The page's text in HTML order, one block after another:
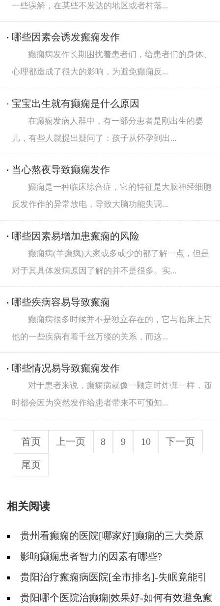
一些误解，在某些不发达的地区或者村落...
哪些因素会诱发癫痫发作
癫痫病发作长期困扰着患者们，给患者们的身体、
心理都造成了很大的影响，为避免癫痫反...
宝宝出生就有癫痫是什么原因
在癫痫发病人群中，有一部分患者是刚出生的婴
儿，有些人就提出疑问了：孩子从怀孕到出...
当心熬夜导致癫痫发作
癫痫是一种临床综合症，它的特征是大脑神经细胞
反发作作的异常放电，导致大脑功能失调...
哪些因素易增加患癫痫的风险
癫痫病(羊癫疯)大家或多或少的都了解一点，但是
对于其具体发病原因了解的并不是很多。实...
哪些疾病容易导致癫痫
癫痫病很多时候并不是独立存在的，它与临床上其
他的一些疾病有着千丝万缕的关系，而这...
哪些情况易导致癫痫发作
对于患者来说，癫痫病就像一颗定时炸弹一样，随
时都会因为突然发作给患者带来不可预知...
首页 上一页 8 9 10 下一页
尾页
相关阅读
贵州看癫痫的医院[哪家好]癫痫的三大类原
因?影响癫痫患者智力的因素有哪些?
贵阳治疗癫痫病医院[全市排名]-失眠竟能引
起癫痫吗？
贵阳哪个医院治癫痫|效果好-如何有效避免癫